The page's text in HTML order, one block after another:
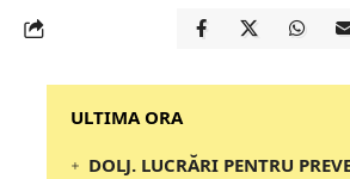
‎‎‎‎‎‎‎ULTIMA ORA
DOLJ. LUCRĂRI PENTRU